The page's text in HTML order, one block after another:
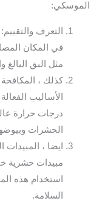
الموسكي:
التعرف
في المكان
مثل البق البالغ
كذلك ، المكافحة
الأساليب
درجات حرارة
الحشرات
ايضا ،
مبيدات حشرية
استخدام هذه
السلامة.